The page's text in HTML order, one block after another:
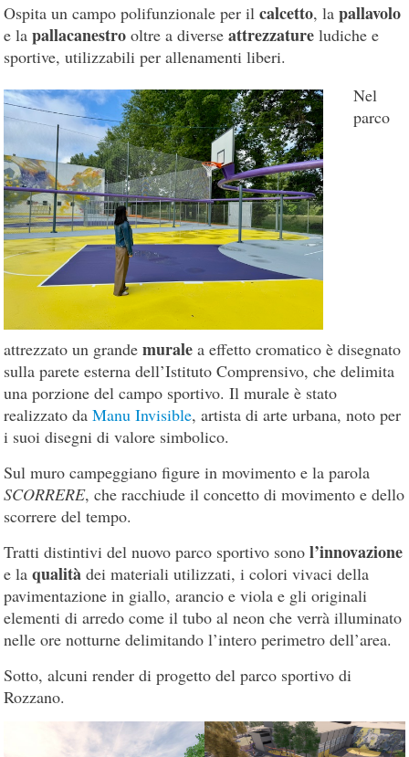
Ospita un campo polifunzionale per ilcalcetto, lapallavolo
e lapallacanestro oltre a diverseattrezzature ludiche e
sportive, utilizzabili per allenamenti liberi.
Nel
parco
attrezzato un grandemurale a effetto cromatico è disegnato
sulla parete esterna dell’Istituto Comprensivo, che delimita
una porzione del campo sportivo. Il murale è stato
realizzato daManu Invisible, artista di arte urbana, noto per
i suoi disegni di valore simbolico.
Sul muro campeggiano figure in movimento e la parola
SCORRERE, che racchiude il concetto di movimento e dello
scorrere del tempo.
Tratti distintivi del nuovo parco sportivo sonol’innovazione
e laqualità dei materiali utilizzati, i colori vivaci della
pavimentazione in giallo, arancio e viola e gli originali
elementi di arredo come il tubo al neon che verrà illuminato
nelle ore notturne delimitando l’intero perimetro dell’area.
Sotto, alcuni render di progetto del parco sportivo di
Rozzano.